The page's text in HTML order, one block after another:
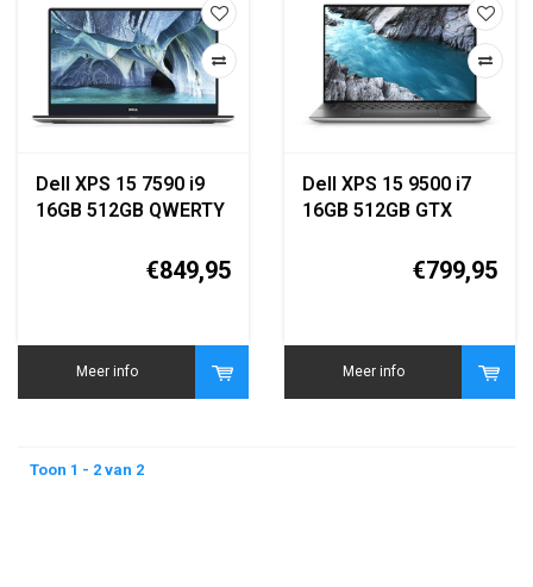
Dell XPS 15 7590 i9
16GB 512GB QWERTY
€849,95
Meer info
Dell XPS 15 9500 i7
16GB 512GB GTX
€799,95
Meer info
Toon 1 - 2 van 2